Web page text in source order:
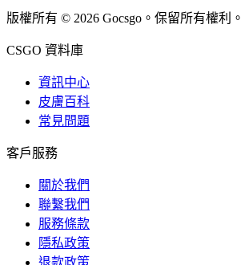
版權所有 © 2026 Gocsgo。保留所有權利。
CSGO 資料庫
資訊中心
皮膚百科
常見問題
客戶服務
關於我們
聯繫我們
服務條款
隱私政策
退款政策